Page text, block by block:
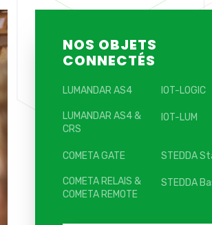
NOS OBJETS
CONNECTÉS
LUMANDAR AS4 IOT-LOGIC
LUMANDAR AS4 &
CRS
IOT-LUM
COMETA GATE STEDDA
COMETA RELAIS &
COMETA REMOTE
STEDDA